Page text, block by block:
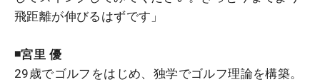
飛距離が伸びるはずです」
◾️宮里 優
29歳でゴルフをはじめ、独学でゴルフ理論を構築。